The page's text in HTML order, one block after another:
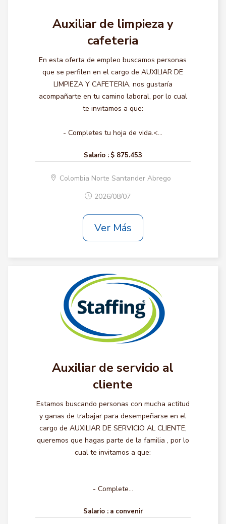
Auxiliar de limpieza y
cafeteria
En esta oferta de empleo buscamos personas
que se perfilen en el cargo de AUXILIAR DE
LIMPIEZA Y CAFETERIA, nos gustaría
acompañarte en tu camino laboral, por lo cual
te invitamos a que:
- Completes tu hoja de vida.<...
Salario : $ 875.453
Colombia Norte Santander Abrego
2026/08/07
Ver Más
Auxiliar de servicio al
cliente
Estamos buscando personas con mucha actitud
y ganas de trabajar para desempeñarse en el
cargo de AUXILIAR DE SERVICIO AL CLIENTE,
queremos que hagas parte de la familia , por lo
cual te invitamos a que:
- Complete...
Salario : a convenir